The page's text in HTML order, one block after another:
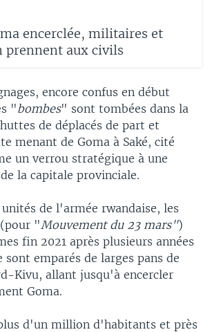
encerclée, militaires et
prennent aux civils
encore confus en début
"bombes" sont tombées dans la
de déplacés de part et
menant de Goma à Saké, cité
un verrou stratégique à une
la capitale provinciale.
de l'armée rwandaise, les
"Mouvement du 23 mars")
fin 2021 après plusieurs années
sont emparés de larges pans de
Kivu, allant jusqu'à encercler
Goma.
d'un million d'habitants et près